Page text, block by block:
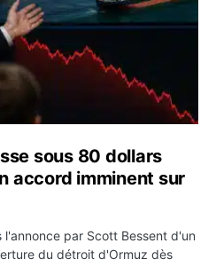
sous 80 dollars
accord imminent sur
par Scott Bessent d'un
du détroit d'Ormuz dès